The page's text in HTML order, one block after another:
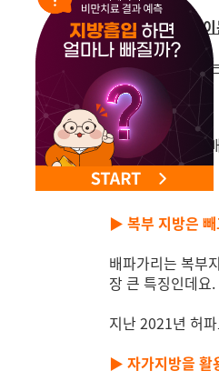
"자연스러워 보
전국에서 찾아오
▶ 복부 지방은
배파가리는 복부
장 큰 특징인데요.
지난 2021년 허
▶ 자가지방을 활